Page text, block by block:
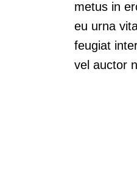
metus in
eu urna
feugiat
vel auctor